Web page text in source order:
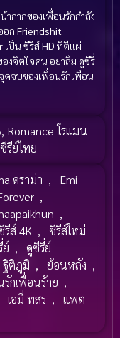
ากากของเพื่อนรักกำลัง
อก Friendshit
เป็น ซีรีส์ HD ที่ตีแผ่
งจิตใจคน อย่าลืม ดูซีรี่
จบของเพื่อนรักเพื่อน
, Romance โรแมน
ซีรีย์ไทย
ดราม่า ,
Emi
,
,
รีส์ 4K ,
ซีรีส์ใหม่
ย์ ,
ดูซีรี่ย์
ฐิติภูมิ , ย้อนหลัง ,
รักเพื่อนร้าย ,
เอมี่ ทสร ,
แพต